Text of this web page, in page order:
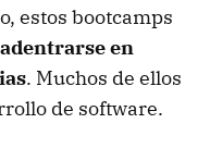
estos bootcamps
en
. Muchos de ellos
de software.